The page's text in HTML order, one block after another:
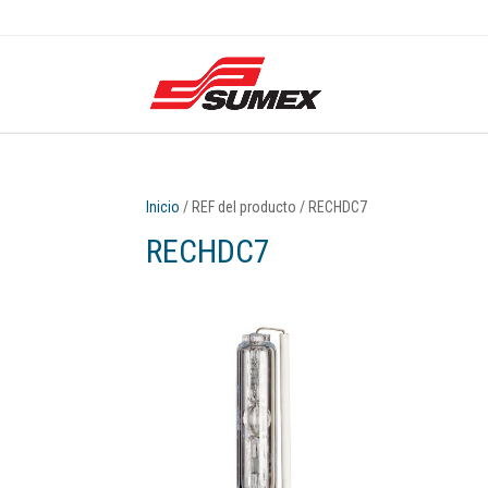
Inicio / REF del producto / RECHDC7
RECHDC7